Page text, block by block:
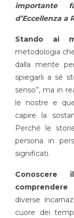
importante
d’Eccellenza a
Stando ai
metodologia
dalla mente
spiegarli a sé
senso”, ma in
le nostre e
capire la
Perché le
persona in
significati.
comprendere
diverse
cuore dei